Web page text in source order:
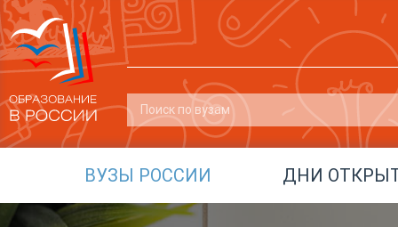
ВУЗЫ РОССИИ ДНИ